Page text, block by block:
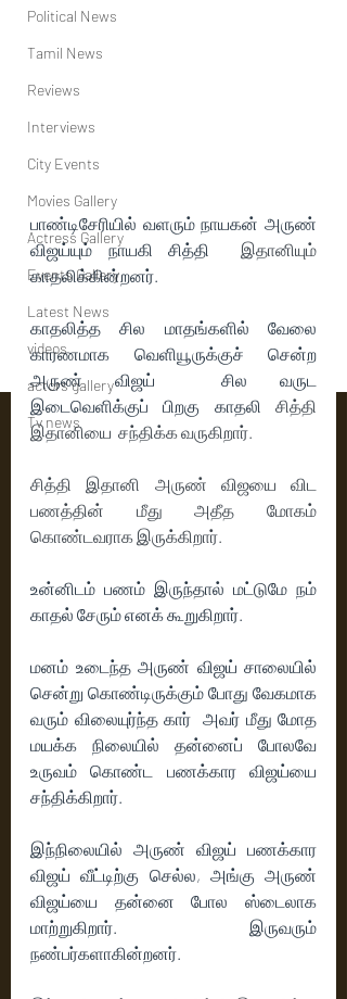
Political News
Tamil News
Reviews
Interviews
City Events
Movies Gallery
Actress Gallery
Events Gallery
Latest News
videos
actors gallery
Tv news
பாண்டிசேரியில் வளரும் நாயகன் அருண்
விஜய்யும் நாயகி சித்தி
காதலிக்கின்றனர்.
காதலித்த சில மாதங்களில் வேலை
காரணமாக வெளியூருக்குச் சென்ற
அருண் விஜய்  சில வருட
இடைவெளிக்குப் பிறகு காதலி சித்தி
இதானியை  சந்திக்க வருகிறார்.
சித்தி இதானி அருண் விஜயை விட
பணத்தின் மீது அதீத மோகம்
கொண்டவராக இருக்கிறார்.
உன்னிடம் பணம் இருந்தால் மட்டுமே நம்
காதல் சேரும் எனக் கூறுகிறார்.
மனம் உடைந்த அருண் விஜய் சாலையில்
சென்று கொண்டிருக்கும் போது வேகமாக
வரும் விலையுர்ந்த கார்  அவர் மீது மோத
மயக்க நிலையில் தன்னைப் போலவே
உருவம் கொண்ட பணக்கார விஜய்யை
சந்திக்கிறார்.
இந்நிலையில் அருண் விஜய் பணக்கார
விஜய் வீட்டிற்கு செல்ல, அங்கு அருண்
விஜய்யை தன்னை போல ஸ்டைலாக
மாற்றுகிறார். இருவரும்
நண்பர்களாகின்றனர்.